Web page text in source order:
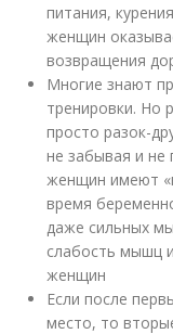
питания,
женщин
возвращения
Многие знают
тренировки. Но
просто разок-
не забывая и не
женщин имеют
время
даже сильных
слабость мышц
женщин
Если после
место, то